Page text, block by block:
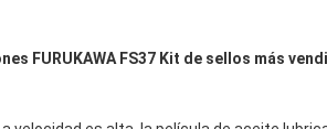
FURUKAWA FS37 Kit de sellos más